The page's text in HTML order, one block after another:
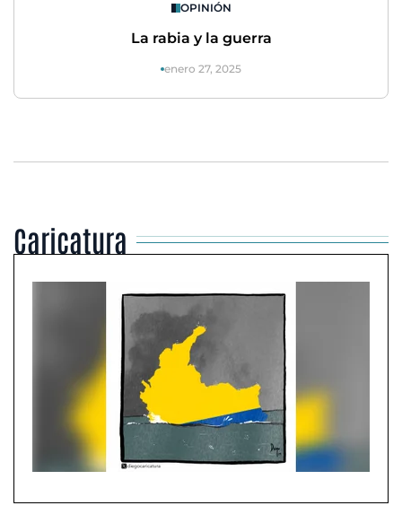
OPINIÓN
La rabia y la guerra
enero 27, 2025
Caricatura